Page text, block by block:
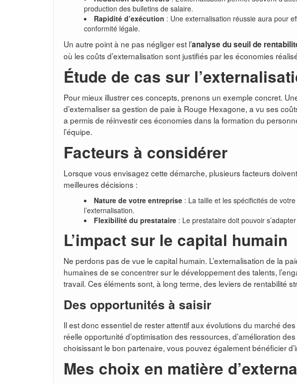
production des bulletins de salaire.
Rapidité d’exécution : Une externalisation réussie aura pour
conformité légale.
Un autre point à ne pas négliger est l’analyse du seuil de
où les coûts d’externalisation sont justifiés par les économies
Étude de cas sur
Pour mieux illustrer ces concepts, prenons un exemple concret.
d’externaliser sa gestion de paie à Rouge Hexagone, a vu ses
a permis de réinvestir ces économies dans la formation du
l’équipe.
Facteurs à considérer
Lorsque vous envisagez cette démarche, plusieurs facteurs
meilleures décisions :
Nature de votre entreprise: La taille et les spécificités de
l’externalisation.
Flexibilité du prestataire: Le prestataire doit pouvoir
L’impact sur le capital humain
Ne perdons pas de vue le capital humain. L’externalisation de la
humaines de se concentrer sur le développement des talents,
travail. Ces éléments sont, à long terme, des leviers de rentabilité
Des opportunités à saisir
Il est donc essentiel de rester attentif aux évolutions du marché
réelle opportunité d’optimisation des ressources, d’amélioration
choisissant le bon partenaire, vous pouvez également bénéficier
Mes choix en matière